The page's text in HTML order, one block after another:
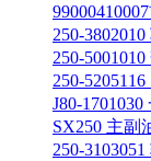
250-
250-
250-
J80-1701030
SX250 主副
250-